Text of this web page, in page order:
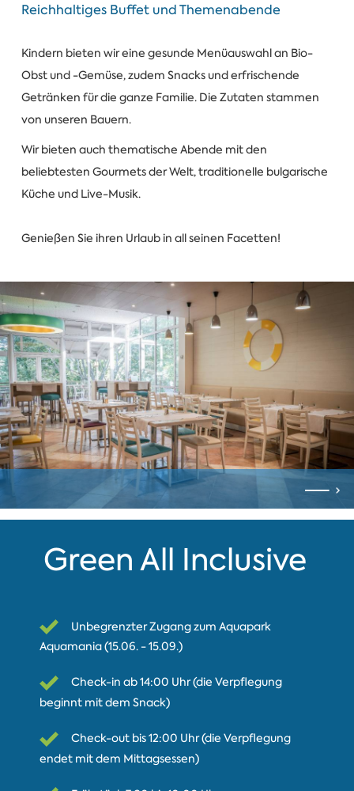
Reichhaltiges Buffet und Themenabende
Kindern bieten wir eine gesunde Menüauswahl an Bio-
Obst und -Gemüse, zudem Snacks und erfrischende
Getränken für die ganze Familie. Die Zutaten stammen
von unseren Bauern.
Wir bieten auch thematische Abende mit den
beliebtesten Gourmets der Welt, traditionelle bulgarische
Küche und Live-Musik.
Genießen Sie ihren Urlaub in all seinen Facetten!
Green All Inclusive
Unbegrenzter Zugang zum Aquapark
Aquamania (15.06. - 15.09.)
Check-in ab 14:00 Uhr (die Verpflegung
beginnt mit dem Snack)
Check-out bis 12:00 Uhr (die Verpflegung
endet mit dem Mittagsessen)